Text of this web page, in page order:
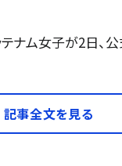
テナム女子が2日
記事全文を見る